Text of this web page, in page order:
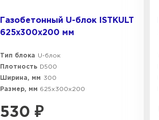
Газобетонный U-блок ISTKULT
625х300х200 мм
Тип блока
U-блок
Плотность
D500
Ширина, мм
300
Размер, мм 625х300х200
530 ₽